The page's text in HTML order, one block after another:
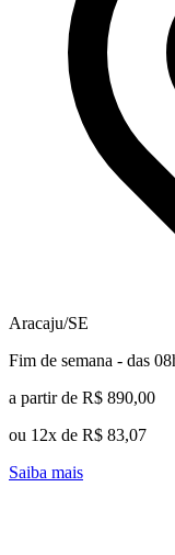
Aracaju/SE
Fim de semana - das
a partir de R$ 890,00
ou 12x de R$ 83,07
Saiba mais